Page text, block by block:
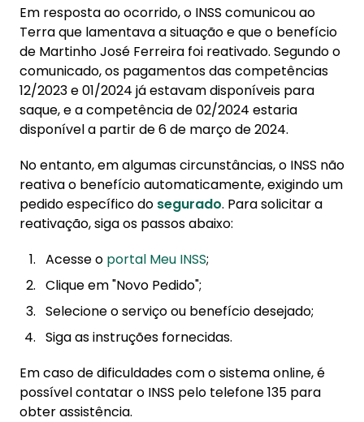
Em resposta ao ocorrido, o INSS comunicou ao
Terra que lamentava a situação e que o benefício
de Martinho José Ferreira foi reativado. Segundo o
comunicado, os pagamentos das competências
12/2023 e 01/2024 já estavam disponíveis para
saque, e a competência de 02/2024 estaria
disponível a partir de 6 de março de 2024.
No entanto, em algumas circunstâncias, o INSS não
reativa o benefício automaticamente, exigindo um
pedido específico do segurado. Para solicitar a
reativação, siga os passos abaixo:
Acesse o portal Meu INSS;
Clique em "Novo Pedido";
Selecione o serviço ou benefício desejado;
Siga as instruções fornecidas.
Em caso de dificuldades com o sistema online, é
possível contatar o INSS pelo telefone 135 para
obter assistência.